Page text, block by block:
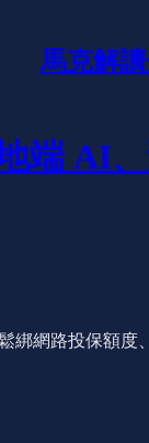
馬克解
端 AI
網路投保額度